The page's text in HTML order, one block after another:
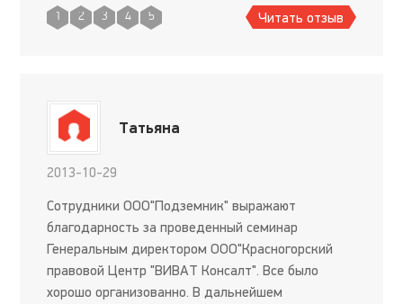
из ВИВАТ Конса
1 2 3 4 5 Читать отзыв
Татьяна
2013-10-29
Сотрудники ООО"Подземник" выражают
благодарность за проведенный семинар
Генеральным директором ООО"Красногорский
правовой Центр "ВИВАТ Консалт". Все было
хорошо организованно. В дальнейшем